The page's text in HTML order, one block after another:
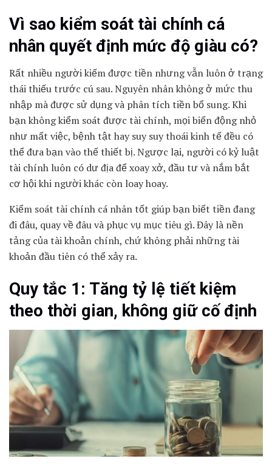
Vì sao kiểm soát tài chính cá
nhân quyết định mức độ giàu có?
Rất nhiều người kiếm được tiền nhưng vẫn luôn ở trạng
thái thiếu trước cú sau. Nguyên nhân không ở mức thu
nhập mà được sử dụng và phân tích tiền bổ sung. Khi
bạn không kiểm soát được tài chính, mọi biến động nhỏ
như mất việc, bệnh tật hay suy suy thoái kinh tế đều có
thể đưa bạn vào thế thiết bị. Ngược lại, người có kỷ luật
tài chính luôn có dư địa để xoay xở, đầu tư và nắm bắt
cơ hội khi người khác còn loay hoay.
Kiểm soát tài chính cá nhân tốt giúp bạn biết tiền đang
đi đâu, quay về đâu và phục vụ mục tiêu gì. Đây là nền
tảng của tài khoản chính, chứ không phải những tài
khoản đầu tiên có thể xảy ra.
Quy tắc 1: Tăng tỷ lệ tiết kiệm
theo thời gian, không giữ cố định